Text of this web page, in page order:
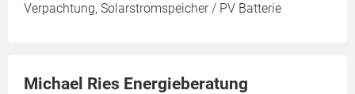
Verpachtung, Solarstromspeicher / PV Batterie
Michael Ries Energieberatung